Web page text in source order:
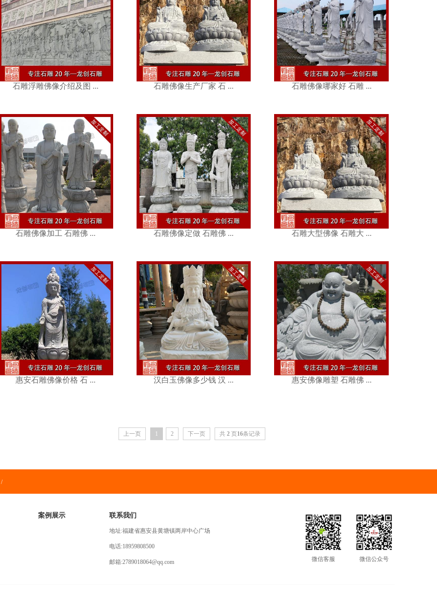
石雕浮雕佛像介绍及图 ... 石雕佛像生产厂家 石 ...
石雕佛像生产厂家 石 ...
石雕佛像哪家好 石雕 ...
石雕佛像哪家好 石雕 ...
石雕佛像加工 石雕佛 ... 石雕佛像定做 石雕佛 ...
石雕佛像定做 石雕佛 ...
石雕大型佛像 石雕大 ...
石雕大型佛像 石雕大 ...
惠安石雕佛像价格 石 ... 汉白玉佛像多少钱 汉 ...
汉白玉佛像多少钱 汉 ...
惠安佛像雕塑 石雕佛 ...
惠安佛像雕塑 石雕佛 ...
上一页 1 2 下一页 共 2 页16条记录
/
案例展示 联系我们
地址:福建省惠安县黄塘镇两岸中心广场
电话:18959808500
邮箱:2789018064@qq.com 微信公众号
微信客服